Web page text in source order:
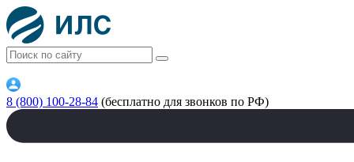
8 (800) 100-28-84 (бесплатно для звонков по РФ)